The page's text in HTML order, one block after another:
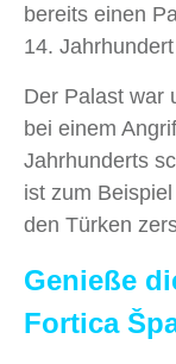
bereits einen
14.
Der Palast war
bei einem
Jahrhunderts
ist zum
den Türken
Genieße
Fortica